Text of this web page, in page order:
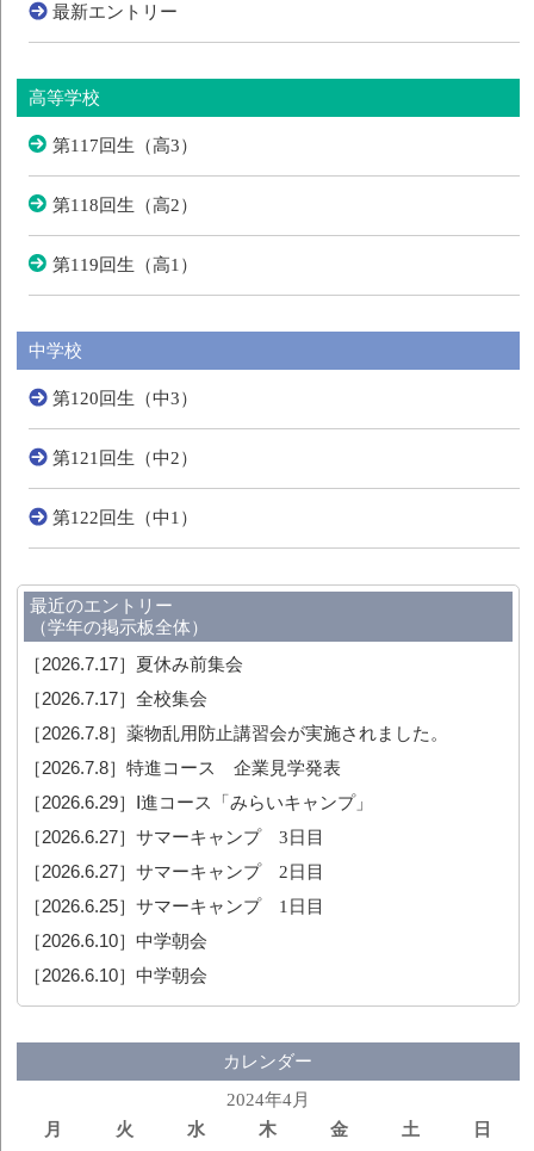
最新エントリー
高等学校
第117回生（高3）
第118回生（高2）
第119回生（高1）
中学校
第120回生（中3）
第121回生（中2）
第122回生（中1）
最近のエントリー
（学年の掲示板全体）
［2026.7.17］ 夏休み前集会
［2026.7.17］全校集会
［2026.7.8］薬物乱用防止講習会が実施されました。
［2026.7.8］特進コース 企業見学発表
［2026.6.29］ Ⅰ進コース「みらいキャンプ」
［2026.6.27］サマーキャンプ 3日目
［2026.6.27］サマーキャンプ 2日目
［2026.6.25］サマーキャンプ 1日目
［2026.6.10］中学朝会
［2026.6.10］中学朝会
カレンダー
2024年4月
月
火 水 木 金 土
日